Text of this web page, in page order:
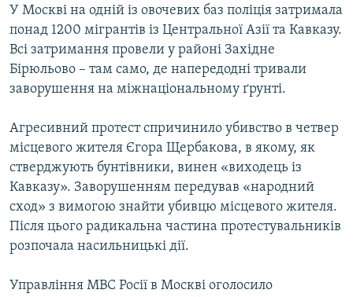
Усі сайти RFE/RL
У Москві на одній із овочевих баз поліція затримала
понад 1200 мігрантів із Центральної Азії та Кавказу.
Всі затримання провели у районі Західне
Бірюльово – там само, де напередодні тривали
заворушення на міжнаціональному ґрунті.
Агресивний протест спричинило убивство в четвер
місцевого жителя Єгора Щербакова, в якому, як
стверджують бунтівники, винен «виходець із
Кавказу». Заворушенням передував «народний
сход» з вимогою знайти убивцю місцевого жителя.
Після цього радикальна частина протестувальників
розпочала насильницькі дії.
Управління МВС Росії в Москві оголосило